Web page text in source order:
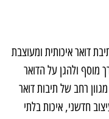
דואר איכותית ומעוצבת
מוסף ולהגן על הדואר
רחב של תיבות דואר
חדשני, איכות בלתי